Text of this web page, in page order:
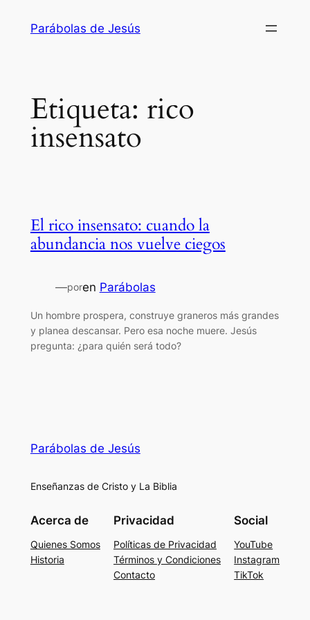
Parábolas de Jesús
Etiqueta: rico
insensato
El rico insensato: cuando la
abundancia nos vuelve ciegos
—poren Parábolas
Un hombre prospera, construye graneros más grandes
y planea descansar. Pero esa noche muere. Jesús
pregunta: ¿para quién será todo?
Parábolas de Jesús
Enseñanzas de Cristo y La Biblia
Acerca de
Quienes Somos
Historia
Privacidad
Políticas de Privacidad
Términos y Condiciones
Contacto
Social
YouTube
Instagram
TikTok